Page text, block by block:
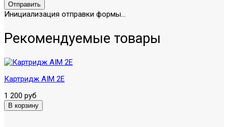
Отправить
Инициализация отправки формы...
Рекомендуемые товары
Картридж AIM 2Е
1 200 руб